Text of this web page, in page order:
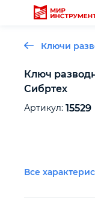
Отделочный
Столярный
Ключи
Ключ
Сибртех
Артикул: 15529
Все